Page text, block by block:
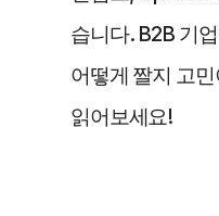
습니다. B2B 기
어떻게 짤지 고
읽어보세요!